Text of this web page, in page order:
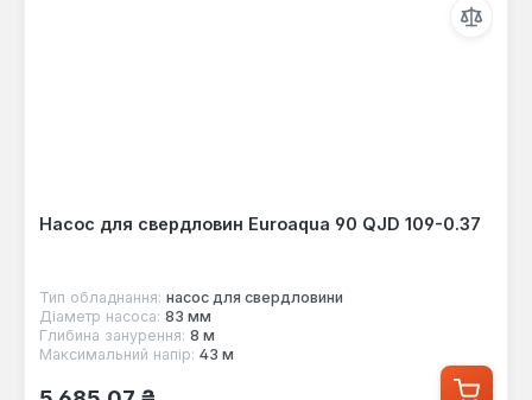
Насос для свердловин Euroaqua 90 QJD 109-0.37
Тип обладнання: насос для свердловини
Діаметр насоса: 83 мм
Глибина занурення: 8 м
Максимальний напір: 43 м
Звичайна ціна: